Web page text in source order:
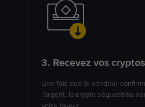
3. Recevez vos cryptos
Une fois que le vendeur
l’argent, la crypto séquestrée